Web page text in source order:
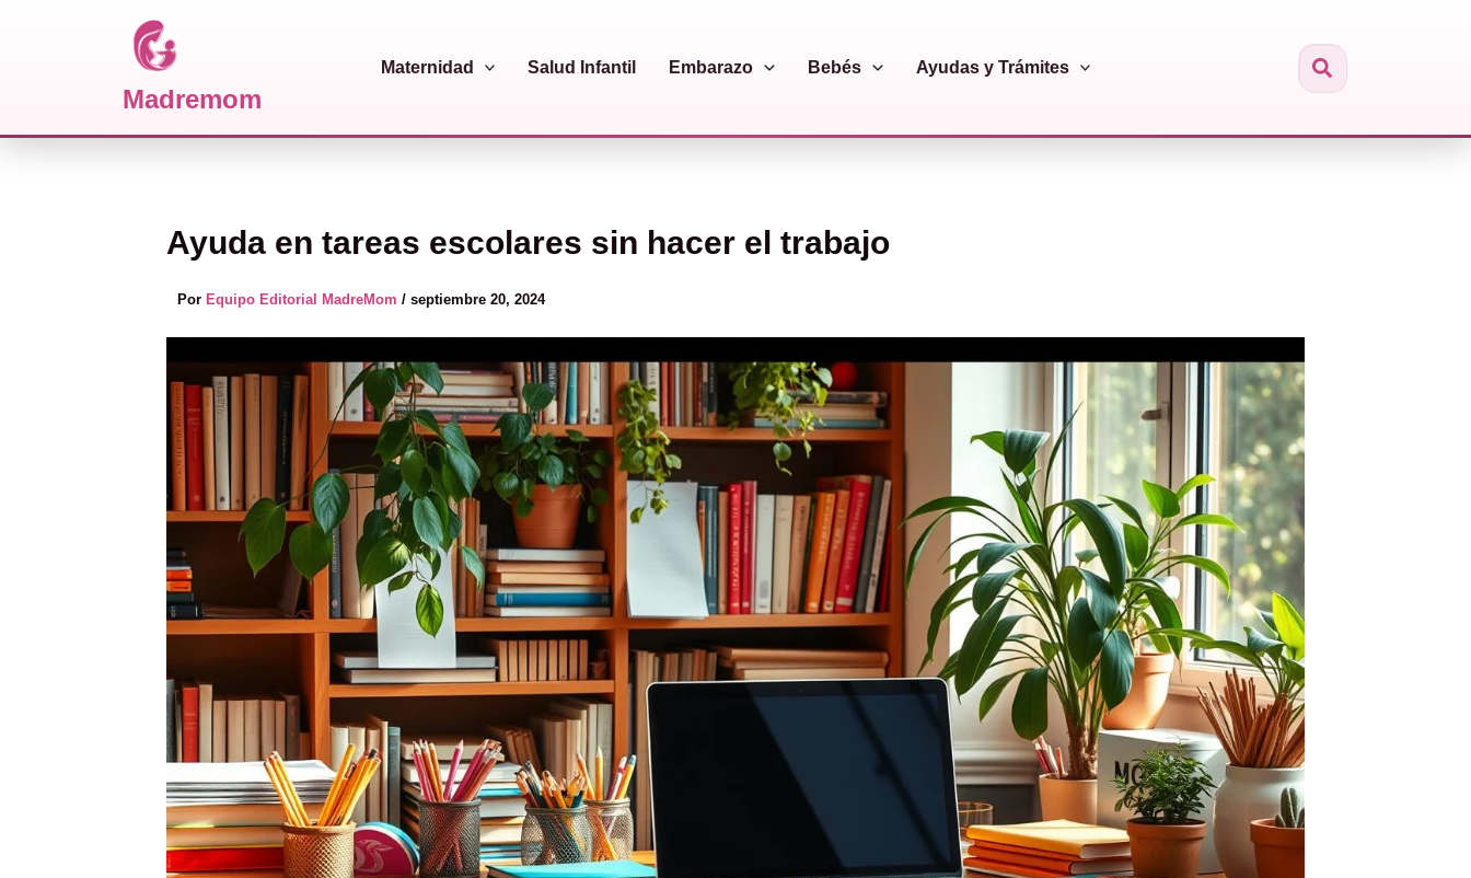
Madremom
Maternidad Salud Infantil Embarazo Bebés Ayudas y Trámites Buscar
Ayuda en tareas escolares sin hacer el trabajo
Por Equipo Editorial MadreMom / septiembre 20, 2024